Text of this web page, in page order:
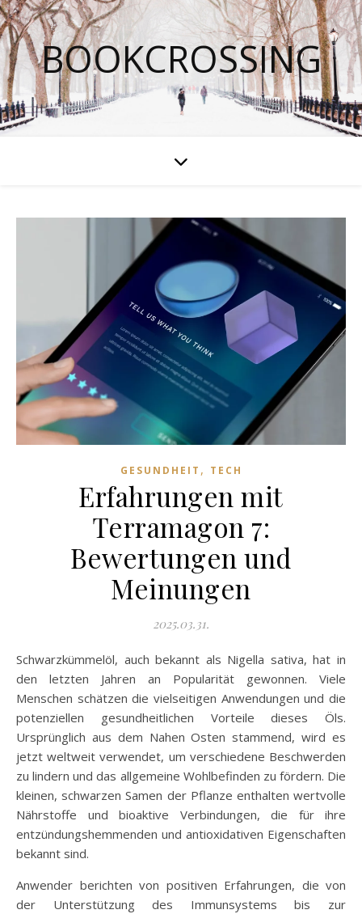
BOOKCROSSING
GESUNDHEIT , TECH
Erfahrungen mit
Terramagon 7:
Bewertungen und
Meinungen
2025.03.31.
Schwarzkümmelöl, auch bekannt als Nigella sativa, hat in
den letzten Jahren an Popularität gewonnen. Viele
Menschen schätzen die vielseitigen Anwendungen und die
potenziellen gesundheitlichen Vorteile dieses Öls.
Ursprünglich aus dem Nahen Osten stammend, wird es
jetzt weltweit verwendet, um verschiedene Beschwerden
zu lindern und das allgemeine Wohlbefinden zu fördern. Die
kleinen, schwarzen Samen der Pflanze enthalten wertvolle
Nährstoffe und bioaktive Verbindungen, die für ihre
entzündungshemmenden und antioxidativen Eigenschaften
bekannt sind.
Anwender berichten von positiven Erfahrungen, die von
der Unterstützung des Immunsystems bis zur